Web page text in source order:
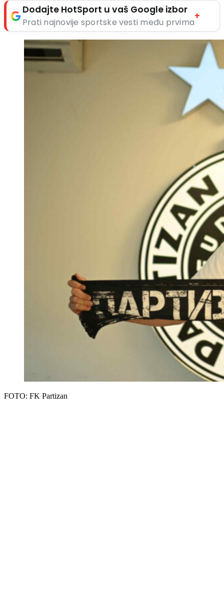
Dodajte HotSport u vaš Google izbor
Prati najnovije sportske vesti među prvima
+
FOTO: FK Partizan